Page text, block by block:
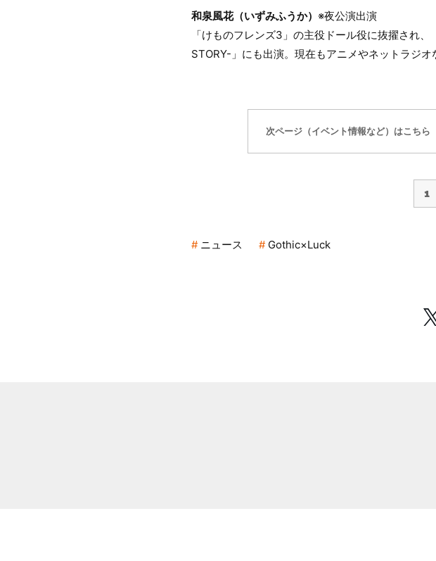
和泉風花（いずみふうか） ※夜公演出演
「けものフレンズ3」の主役ドール役に抜擢され
STORY-」にも出演。現在もアニメやネットラジオ
次ページ（イベント情報など）はこちら
1
ニュース Gothic×Luck